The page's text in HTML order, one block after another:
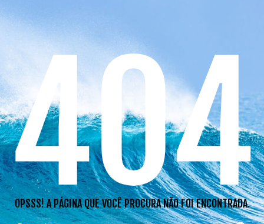
404
OPSSS! A PÁGINA QUE VOCÊ PROCURA NÃO FOI ENCONTRADA.